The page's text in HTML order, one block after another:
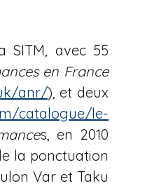
SITM, avec 55
en France
anr/), et deux
catalogue/le-
s, en 2010
la ponctuation
Var et Taku